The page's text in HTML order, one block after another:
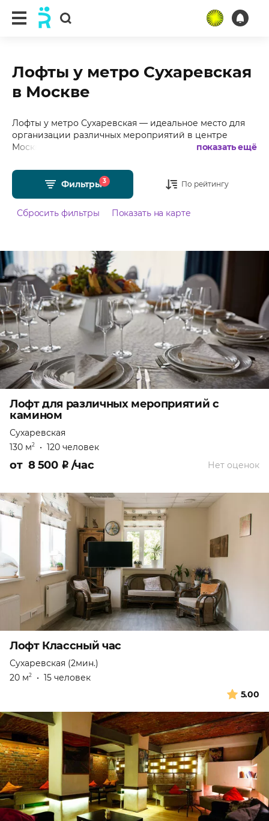
Лофты у метро Сухаревская
в Москве
Лофты у метро Сухаревская — идеальное место для
организации различных мероприятий в центре
Москвы. Подобрали для Вас более 300 лофтов у
отзывами, средним рейтингом 4.97 из 5 и стоимостью
от 500 рублей в час.
показать ещё
Фильтры3 По рейтингу
Сбросить фильтры Показать на карте
Лофт для различных мероприятий с
камином
Сухаревская
130 м2 • 120 человек
Нет оценок
от 8 500 ₽ /час
Лофт Классный час
Сухаревская (2мин.)
20 м2 • 15 человек
5.00